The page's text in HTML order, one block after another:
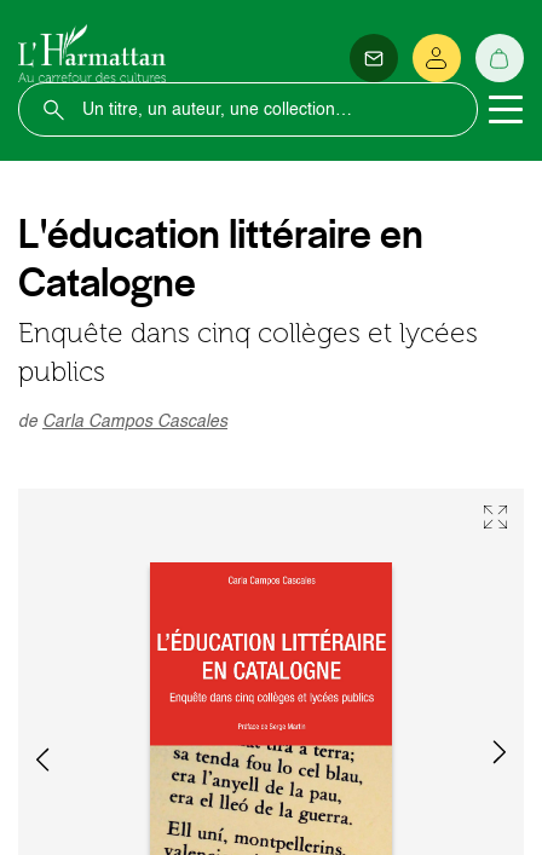
L'éducation littéraire en
Catalogne
Enquête dans cinq collèges et lycées
publics
de Carla Campos Cascales